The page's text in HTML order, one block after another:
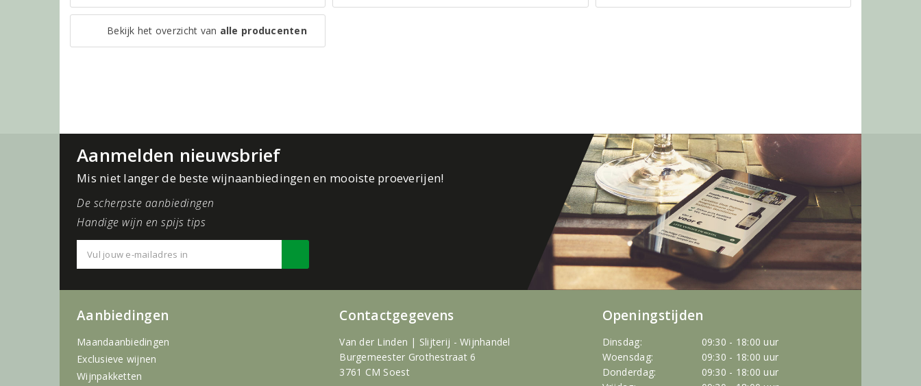
Bekijk het overzicht van alle producenten
Aanmelden nieuwsbrief
Mis niet langer de beste wijnaanbiedingen en mooiste proeverijen!
De scherpste aanbiedingen
Handige wijn en spijs tips
Aanbiedingen
Maandaanbiedingen
Exclusieve wijnen
Wijnpakketten
Contactgegevens
Van der Linden | Slijterij - Wijnhandel
Burgemeester Grothestraat 6
3761 CM Soest
Openingstijden
Dinsdag:
09:30 - 18:00 uur
Woensdag:
09:30 - 18:00 uur
Donderdag:
09:30 - 18:00 uur